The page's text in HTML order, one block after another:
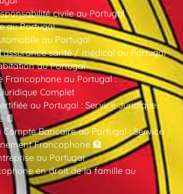
civile au Portugal
au Portugal
au Portugal
santé / médical au Portugal
au Portugal
au Portugal :
Complet
au Portugal : Service Juridique
📄
Compte Bancaire au Portugal : Service
Francophone 🏦
au Portugal
en droit de la famille au